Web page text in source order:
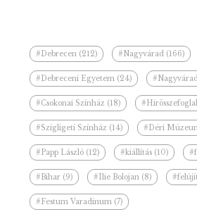
#Debrecen (212) #Nagyvárad (166)
#Debreceni Egyetem (24)
#Csokonai Színház (18)
#Szigligeti Színház (14) #Déri
#Papp László (12) #kiállítás (10)
#Bihar (9) #Ilie Bolojan (8)
#Festum Varadinum (7)